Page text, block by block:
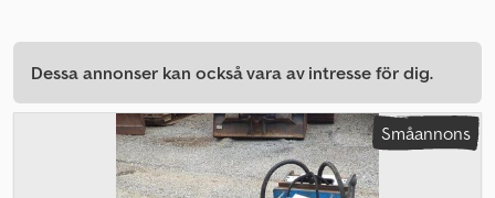
Dessa annonser kan också vara av intresse för dig.
Småannons